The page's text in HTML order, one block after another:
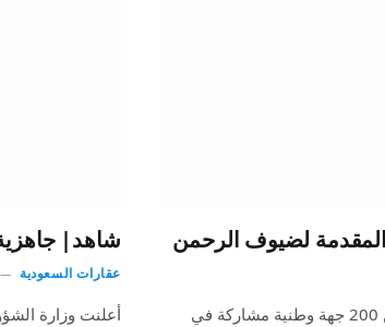
المقدمة لضيوف الرحمن
كشفت الهيئة الوطنية للأمن السيبراني عن استفادة أكثر من 200 جهة وطنية مشاركة في
شاهد|
عقارات السعودية
أعلنت وزارة